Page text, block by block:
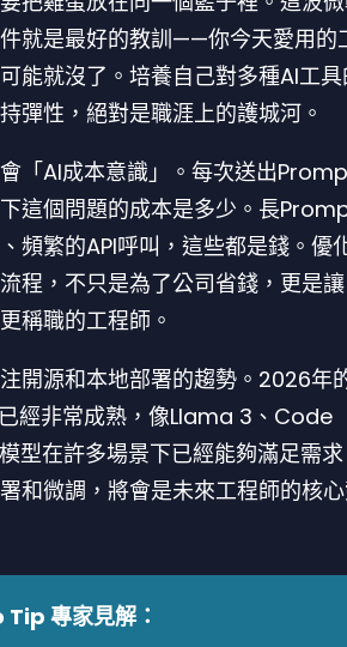
就是最好的教訓——你今天愛用的
能就沒了。培養自己對多種AI工
彈性，絕對是職涯上的護城河。
「AI成本意識」。每次送出
這個問題的成本是多少。長
頻繁的API呼叫，這些都是錢。優
程，不只是為了公司省錢，更是
稱職的工程師。
開源和本地部署的趨勢。2026年
經非常成熟，像Llama 3、Code
型在許多場景下已經能夠滿足需
和微調，將會是未來工程師的核
Tip 專家見解：